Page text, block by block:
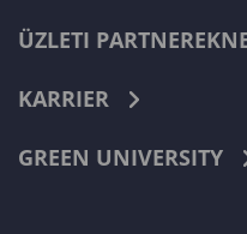
ÜZLETI
KARRIER
GREEN UNIVERSITY